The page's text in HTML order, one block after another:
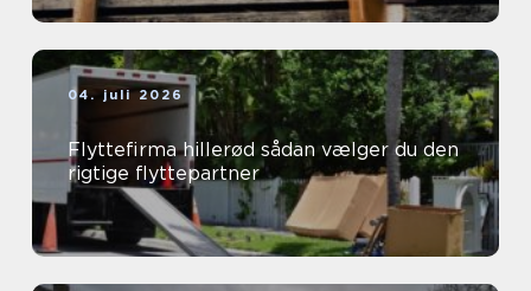
04. juli 2026
Flyttefirma hillerød sådan vælger du den
rigtige flyttepartner